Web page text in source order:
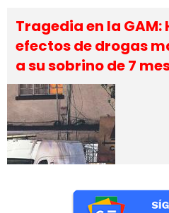
Tragedia en la
efectos de drogas
a su sobrino de 7